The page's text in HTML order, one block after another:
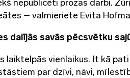
nepublicēti prozas darbi.
– valmieriete Evita
dalījās savās pēcsvētku
laiktelpās vienlaikus. It kā
par dzīvi, nāvi,